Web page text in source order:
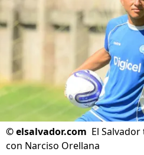
©elsalvador.com El
con Narciso Orellana